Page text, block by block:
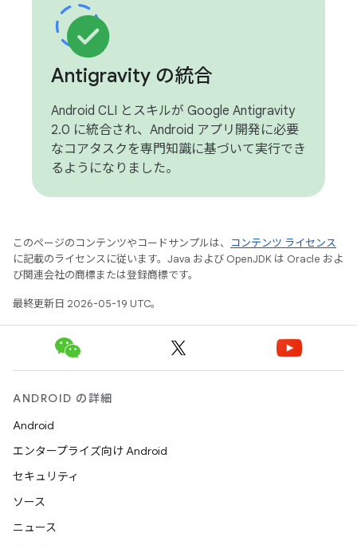
Antigravity の統合
Android CLI とスキルが Google Antigravity
2.0 に統合され、Android アプリ開発に必要
なコアタスクを専門知識に基づいて実行でき
るようになりました。
このページのコンテンツやコードサンプルは、
コンテンツ ライセンス
に記載のライセンスに従います。Java および OpenJDK は Oracle およ
び関連会社の商標または登録商標です。
最終更新日 2026-05-19 UTC。
ANDROID の詳細
Android
エンタープライズ向け Android
セキュリティ
ソース
ニュース